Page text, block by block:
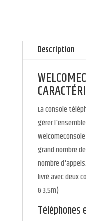
Description
La console
gérer
grand nombre
nombre
livré avec deux
& 3,5m)
Téléphones